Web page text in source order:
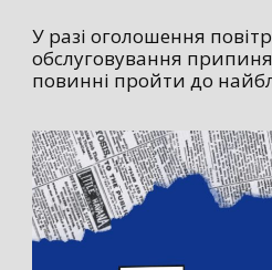
У разі оголошення
обслуговування
повинні пройти до